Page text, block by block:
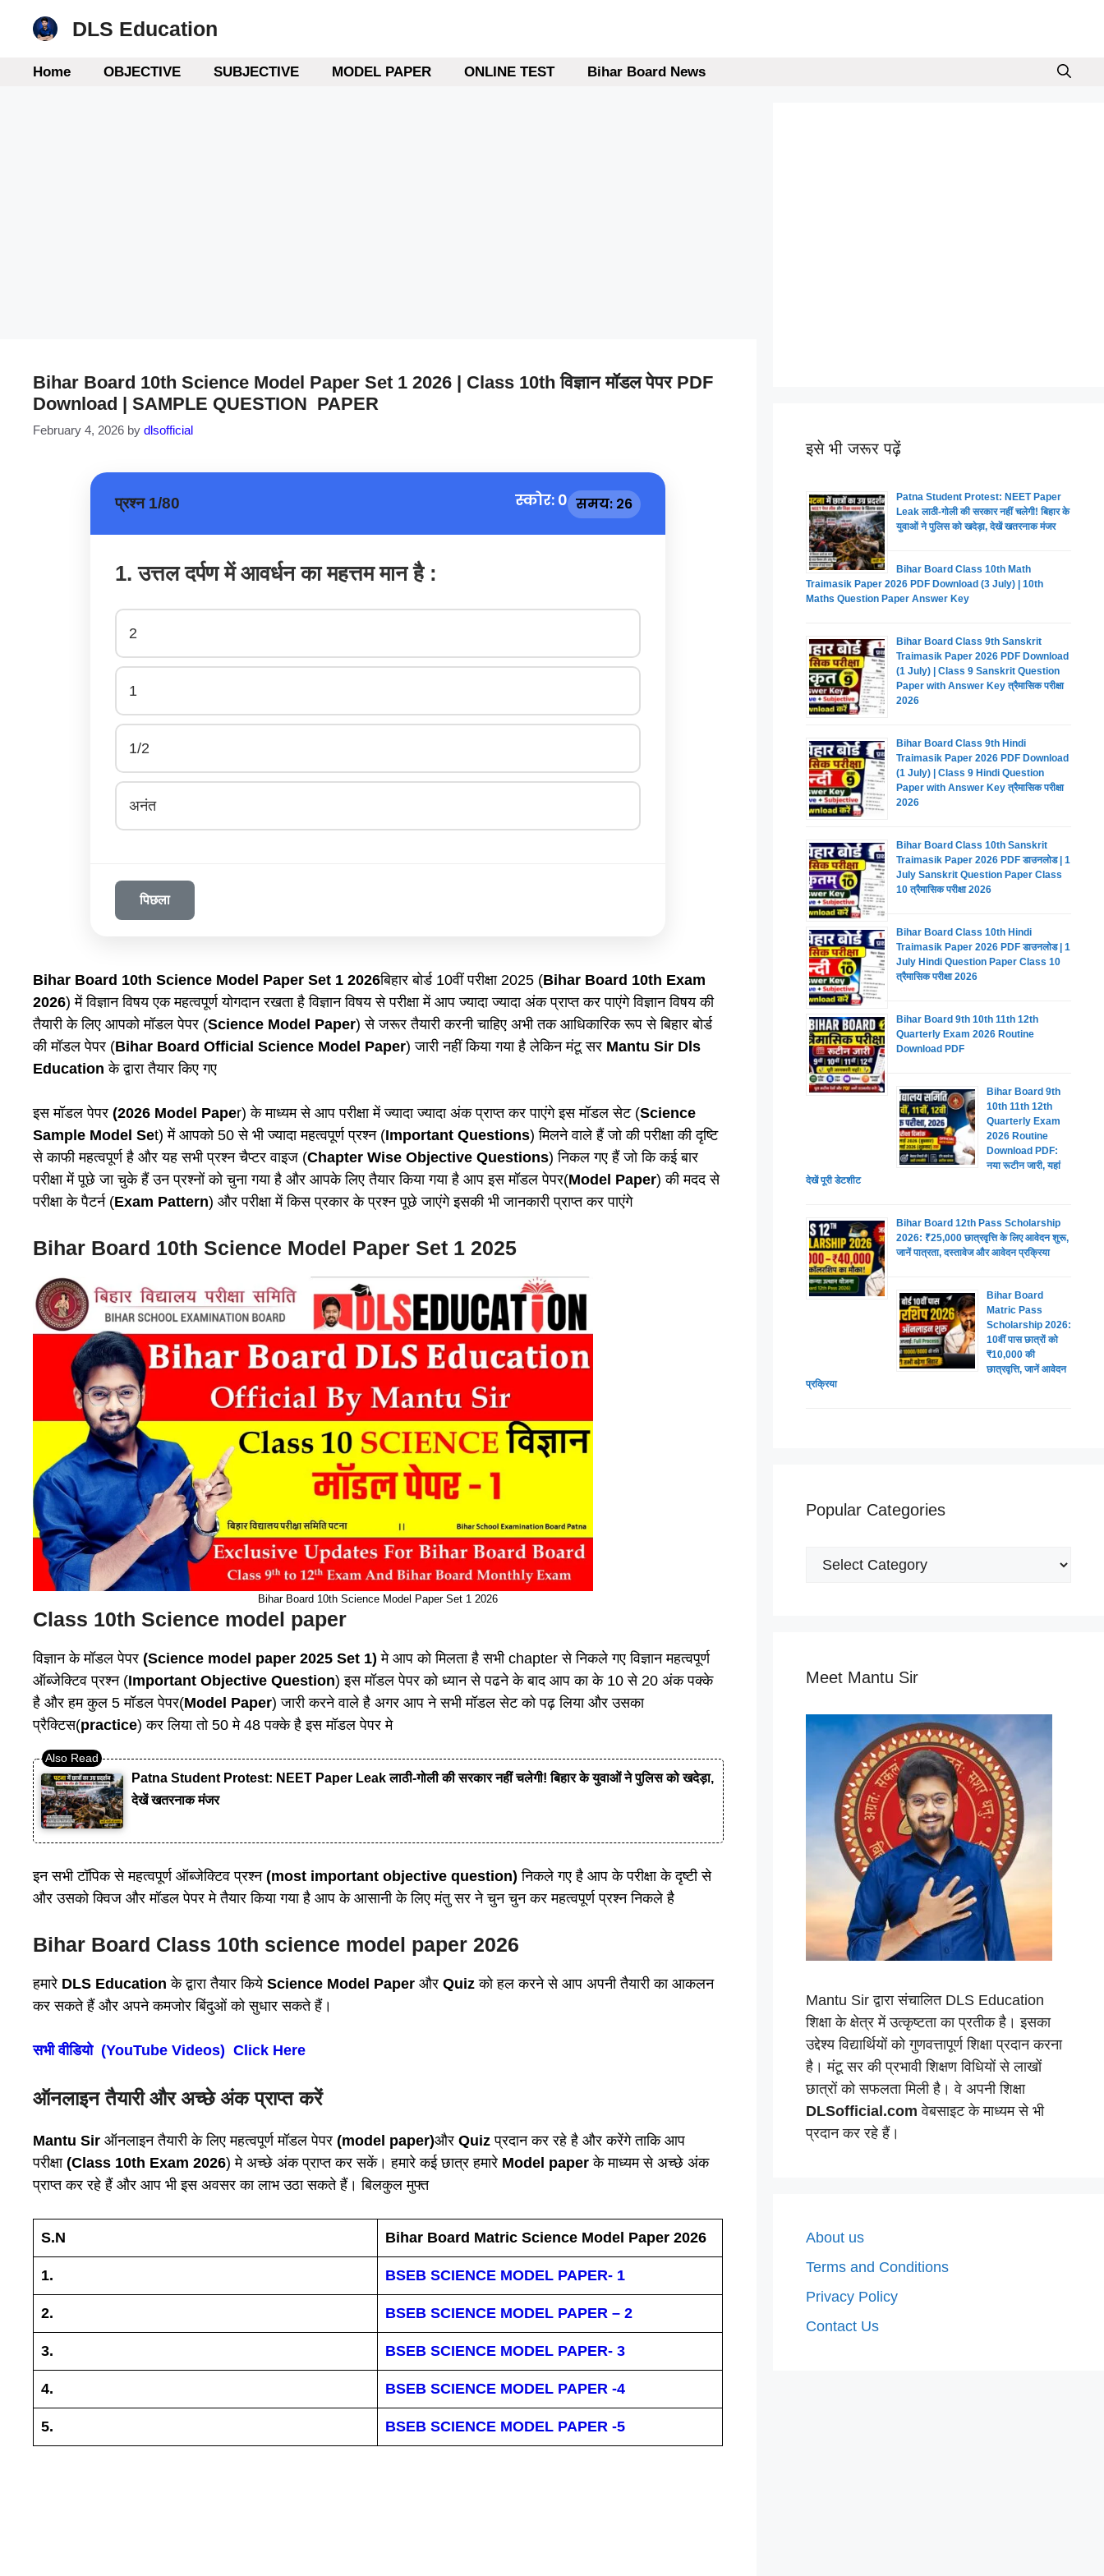
DLS Education
Home OBJECTIVE SUBJECTIVE MODEL PAPER ONLINE TEST Bihar Board News
Bihar Board 10th Science Model Paper Set 1 2026 | Class 10th विज्ञान मॉडल पेपर PDF
Download | SAMPLE QUESTION PAPER
February 4, 2026 by dlsofficial
प्रश्न 1/80 स्कोर: 0 समय: 25
1. उत्तल दर्पण में आवर्धन का महत्तम मान है :
2
1
1/2
अनंत
पिछला
Bihar Board 10th Science Model Paper Set 1 2026बिहार बोर्ड 10वीं परीक्षा 2025 (Bihar Board 10th Exam
2026) में विज्ञान विषय एक महत्वपूर्ण योगदान रखता है विज्ञान विषय से परीक्षा में आप ज्यादा ज्यादा अंक प्राप्त कर पाएंगे विज्ञान विषय की
तैयारी के लिए आपको मॉडल पेपर (Science Model Paper) से जरूर तैयारी करनी चाहिए अभी तक आधिकारिक रूप से बिहार बोर्ड
की मॉडल पेपर (Bihar Board Official Science Model Paper) जारी नहीं किया गया है लेकिन मंटू सर Mantu Sir Dls
Educationके द्वारा तैयार किए गए
इस मॉडल पेपर (2026 Model Paper) के माध्यम से आप परीक्षा में ज्यादा ज्यादा अंक प्राप्त कर पाएंगे इस मॉडल सेट (Science
Sample Model Set) में आपको 50 से भी ज्यादा महत्वपूर्ण प्रश्न (Important Questions) मिलने वाले हैं जो की परीक्षा की दृष्टि
से काफी महत्वपूर्ण है और यह सभी प्रश्न चैप्टर वाइज (Chapter Wise Objective Questions) निकल गए हैं जो कि कई बार
परीक्षा में पूछे जा चुके हैं उन प्रश्नों को चुना गया है और आपके लिए तैयार किया गया है आप इस मॉडल पेपर(Model Paper) की मदद से
परीक्षा के पैटर्न (Exam Pattern) और परीक्षा में किस प्रकार के प्रश्न पूछे जाएंगे इसकी भी जानकारी प्राप्त कर पाएंगे
Bihar Board 10th Science Model Paper Set 1 2025
Bihar Board 10th Science Model Paper Set 1 2026
Class 10th Science model paper
विज्ञान के मॉडल पेपर (Science model paper 2025 Set 1)मे आप को मिलता है सभी chapter से निकले गए विज्ञान महत्वपूर्ण
ऑब्जेक्टिव प्रश्न (Important Objective Question) इस मॉडल पेपर को ध्यान से पढने के बाद आप का के 10 से 20 अंक पक्के
है और हम कुल 5 मॉडल पेपर(Model Paper) जारी करने वाले है अगर आप ने सभी मॉडल सेट को पढ़ लिया और उसका
प्रैक्टिस(practice) कर लिया तो 50 मे 48 पक्के है इस मॉडल पेपर मे
Patna Student Protest: NEET Paper Leak लाठी-गोली की सरकार नहीं चलेगी! बिहार के युवाओं ने पुलिस को खदेड़ा,
देखें खतरनाक मंजर
इन सभी टॉपिक से महत्वपूर्ण ऑब्जेक्टिव प्रश्न (most important objective question) निकले गए है आप के परीक्षा के दृष्टी से
और उसको क्विज और मॉडल पेपर मे तैयार किया गया है आप के आसानी के लिए मंतु सर ने चुन चुन कर महत्वपूर्ण प्रश्न निकले है
Bihar Board Class 10th science model paper 2026
हमारे DLS Education के द्वारा तैयार किये Science Model Paper और Quiz को हल करने से आप अपनी तैयारी का आकलन
कर सकते हैं और अपने कमजोर बिंदुओं को सुधार सकते हैं।
सभी वीडियो (YouTube Videos) Click Here
ऑनलाइन तैयारी और अच्छे अंक प्राप्त करें
Mantu Sir ऑनलाइन तैयारी के लिए महत्वपूर्ण मॉडल पेपर (model paper)और Quiz प्रदान कर रहे है और करेंगे ताकि आप
परीक्षा (Class 10th Exam 2026) मे अच्छे अंक प्राप्त कर सकें। हमारे कई छात्र हमारे Model paper के माध्यम से अच्छे अंक
प्राप्त कर रहे हैं और आप भी इस अवसर का लाभ उठा सकते हैं। बिलकुल मुफ्त
S.N Bihar Board Matric Science Model Paper 2026
1. BSEB SCIENCE MODEL PAPER- 1
2. BSEB SCIENCE MODEL PAPER – 2
3. BSEB SCIENCE MODEL PAPER- 3
4. BSEB SCIENCE MODEL PAPER -4
5. BSEB SCIENCE MODEL PAPER -5
इसे भी जरूर पढ़ें
Patna Student Protest: NEET Paper
Leak लाठी-गोली की सरकार नहीं चलेगी! बिहार के
युवाओं ने पुलिस को खदेड़ा, देखें खतरनाक मंजर
Bihar Board Class 10th Math
Traimasik Paper 2026 PDF Download (3 July) | 10th
Maths Question Paper Answer Key
Bihar Board Class 9th Sanskrit
Traimasik Paper 2026 PDF Download
(1 July) | Class 9 Sanskrit Question
Paper with Answer Key त्रैमासिक परीक्षा
2026
Bihar Board Class 9th Hindi
Traimasik Paper 2026 PDF Download
(1 July) | Class 9 Hindi Question
Paper with Answer Key त्रैमासिक परीक्षा
2026
Bihar Board Class 10th Sanskrit
Traimasik Paper 2026 PDF डाउनलोड | 1
July Sanskrit Question Paper Class
10 त्रैमासिक परीक्षा 2026
Bihar Board Class 10th Hindi
Traimasik Paper 2026 PDF डाउनलोड | 1
July Hindi Question Paper Class 10
त्रैमासिक परीक्षा 2026
Bihar Board 9th 10th 11th 12th
Quarterly Exam 2026 Routine
Download PDF
Bihar Board 9th
10th 11th 12th
Quarterly Exam
2026 Routine
Download PDF:
नया रूटीन जारी, यहां
देखें पूरी डेटशीट
Bihar Board 12th Pass Scholarship
2026: ₹25,000 छात्रवृत्ति के लिए आवेदन शुरू,
जानें पात्रता, दस्तावेज और आवेदन प्रक्रिया
Bihar Board
Matric Pass
Scholarship 2026:
10वीं पास छात्रों को
₹10,000 की
छात्रवृत्ति, जानें आवेदन
प्रक्रिया
Popular Categories
Popular
Meet Mantu Sir
Mantu Sir द्वारा संचालित DLS Education
शिक्षा के क्षेत्र में उत्कृष्टता का प्रतीक है। इसका
उद्देश्य विद्यार्थियों को गुणवत्तापूर्ण शिक्षा प्रदान करना
है। मंटू सर की प्रभावी शिक्षण विधियों से लाखों
छात्रों को सफलता मिली है। वे अपनी शिक्षा
DLSofficial.com वेबसाइट के माध्यम से भी
प्रदान कर रहे हैं।
About us
Terms and Conditions
Privacy Policy
Contact Us